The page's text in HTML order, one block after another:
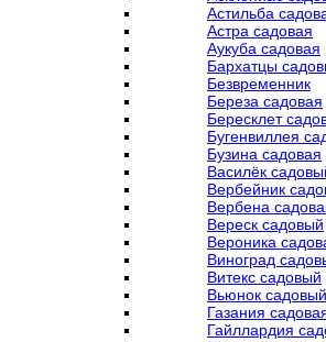
Астильба
Астра садовая
Аукуба садовая
Бархатцы
Безвременник
Береза садовая
Бересклет
Бугенвиллея
Бузина садовая
Василёк
Вербейник
Вербена
Вереск садовый
Вероника
Виноград
Витекс садовый
Вьюнок садовый
Газания
Гайллардия